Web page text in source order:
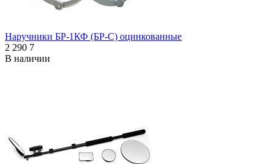
Наручники БР-1КФ (БР-С) оцинкованные
2 290 7
В наличии